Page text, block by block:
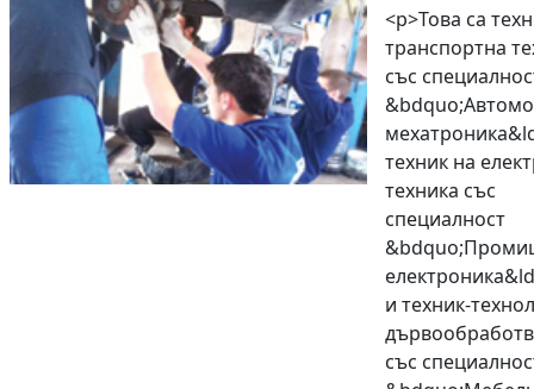
<p>Това са
транспортна
със
техник на
техника със
специалност
и техник-
със